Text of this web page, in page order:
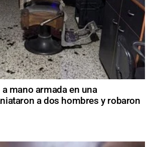
mano armada en una
a dos hombres y robaron